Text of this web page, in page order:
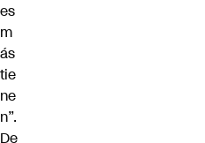
es
m
ás
tie
ne
n”.
De